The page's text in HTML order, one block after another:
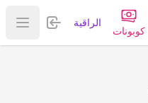
كوبونات
الراقية تسجيل
عرض